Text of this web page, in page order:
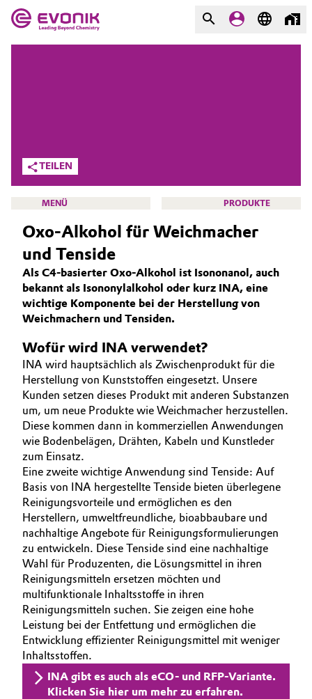
Additive Manufacturing
Aerospace
Agriculture
Animal Nutrition & Health
Battery
Building, Construction & Infrastructure
Catalysts
Chemical Industry
Circular Economy
Coatings, Paints & Printing
Composites
Consumer Goods & Lifestyle
Electronics & Telecommunications
Energy, Environment & Utilities
Was uns antreibt
Über Evonik
We go beyond
Innovation
Purpose
BVB Partnerschaft
Geschichte
Struktur & Organisation
Vorstand
Aufsichtsrat
Struktur
Business Lines
Weltweite Standorte
ESHQ
Einkauf
Governance & Compliance
Allgemeine Verkaufs- und Lieferbedingungen
(AVB)
TEILEN
MENÜ PRODUKTE
OXENO
ÜBER UNS
UNSER GESCHÄFT
INNOVATION
NACHHALTIGKEIT
SERVICES
Oxo-Alkohol für Weichmacher
und Tenside
Als C4-basierter Oxo-Alkohol ist Isononanol, auch
bekannt als Isononylalkohol oder kurz INA, eine
wichtige Komponente bei der Herstellung von
Weichmachern und Tensiden.
Wofür wird INA verwendet?
INA wird hauptsächlich als Zwischenprodukt für die
Herstellung von Kunststoffen eingesetzt. Unsere
Kunden setzen dieses Produkt mit anderen Substanzen
um, um neue Produkte wie Weichmacher herzustellen.
Diese kommen dann in kommerziellen Anwendungen
wie Bodenbelägen, Drähten, Kabeln und Kunstleder
zum Einsatz.
Eine zweite wichtige Anwendung sind Tenside: Auf
Basis von INA hergestellte Tenside bieten überlegene
Reinigungsvorteile und ermöglichen es den
Herstellern, umweltfreundliche, bioabbaubare und
nachhaltige Angebote für Reinigungsformulierungen
zu entwickeln. Diese Tenside sind eine nachhaltige
Wahl für Produzenten, die Lösungsmittel in ihren
Reinigungsmitteln ersetzen möchten und
multifunktionale Inhaltsstoffe in ihren
Reinigungsmitteln suchen. Sie zeigen eine hohe
Leistung bei der Entfettung und ermöglichen die
Entwicklung effizienter Reinigungsmittel mit weniger
Inhaltsstoffen.
INA gibt es auch als eCO- und RFP-Variante.
Klicken Sie hier um mehr zu erfahren.